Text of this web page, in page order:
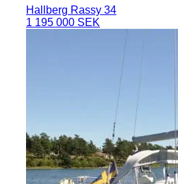
Hallberg Rassy 34
1 195 000 SEK